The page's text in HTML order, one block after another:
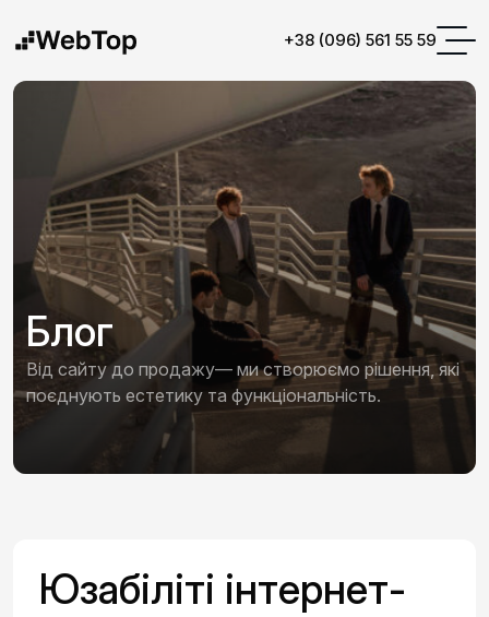
+38 (096) 561 55 59
Блог
Від сайту до продажу— ми створюємо рішення, які
поєднують естетику та функціональність.
Юзабіліті інтернет-